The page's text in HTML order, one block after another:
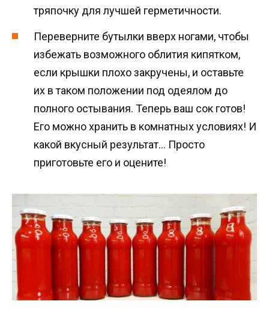
тряпочку для лучшей герметичности.
Переверните бутылки вверх ногами, чтобы
избежать возможного облития кипятком,
если крышки плохо закручены, и оставьте
их в таком положении под одеялом до
полного остывания. Теперь ваш сок готов!
Его можно хранить в комнатных условиях! И
какой вкусный результат… Просто
приготовьте его и оцените!